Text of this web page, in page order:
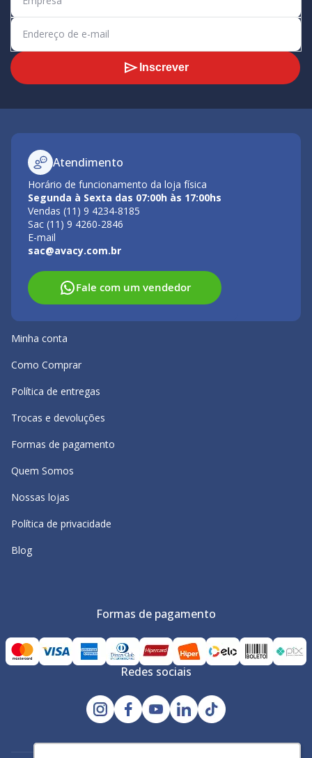
Inscrever
Atendimento
Horário de funcionamento da loja física
Segunda à Sexta das 07:00h às 17:00hs
Vendas (11) 9 4234-8185
Sac (11) 9 4260-2846
E-mail
sac@avacy.com.br
Fale com um vendedor
Minha conta
Como Comprar
Política de entregas
Trocas e devoluções
Formas de pagamento
Quem Somos
Nossas lojas
Política de privacidade
Blog
Formas de pagamento
Redes sociais